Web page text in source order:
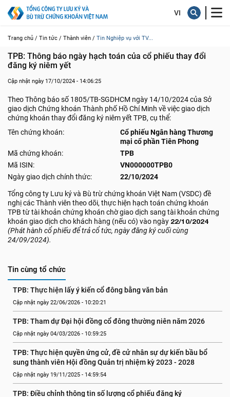
Trang chủ / Tin tức / Thành viên / Tin Nghiệp vụ với TV...
TPB: Thông báo ngày hạch toán của cổ phiếu thay đổi
đăng ký niêm yết
Cập nhật ngày 17/10/2024 - 14:06:25
Theo Thông báo số 1805/TB-SGDHCM ngày 14/10/2024 của Sở
giao dịch Chứng khoán Thành phố Hồ Chí Minh về việc giao dịch
chứng khoán thay đổi đăng ký niêm yết TPB, cụ thể:
Tên chứng khoán:
Cổ phiếu Ngân hàng Thương
mại cổ phần Tiên Phong
Mã chứng khoán:
TPB
Mã ISIN:
VN000000TPB0
Ngày giao dịch chính thức:
22/10/2024
Tổng công ty Lưu ký và Bù trừ chứng khoán Việt Nam (VSDC) đề
nghị các Thành viên theo dõi, thực hiện hạch toán chứng khoán
TPB từ tài khoản chứng khoán chờ giao dịch sang tài khoản chứng
khoán giao dịch cho khách hàng (nếu có) vào ngày 22/10/2024
(Phát hành cổ phiếu để trả cổ tức, ngày đăng ký cuối cùng
24/09/2024).
Tin cùng tổ chức
TPB: Thực hiện lấy ý kiến cổ đông bằng văn bản
Cập nhật ngày 22/06/2026 - 10:20:21
TPB: Tham dự Đại hội đồng cổ đông thường niên năm 2026
Cập nhật ngày 04/03/2026 - 10:59:25
TPB: Thực hiện quyền ứng cử, đề cử nhân sự dự kiến bầu bổ
sung thành viên Hội đồng Quản trị nhiệm kỳ 2023 - 2028
Cập nhật ngày 19/11/2025 - 14:59:54
TPB: Điều chỉnh thông tin số lượng cổ phiếu đăng ký